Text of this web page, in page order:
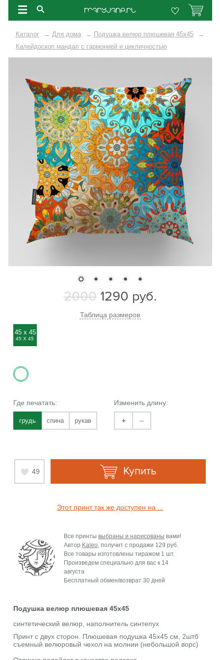
Каталог → Для дома → Подушка велюр плюшевая 45х45
→
Калейдоскоп мандал с гармонией и цикличностью
2000 1290 руб.
Таблица размеров
45 x 45
45 Х 45
Где печатать:
грудь спина рукав
Изменить длину:
+ –
49 Купить
Этот принт так же доступен на ...
Все принты выбраны и нарисованы вами!
Автор Kaleo, получит с продажи 129 руб.
Все товары изготовлены тиражом 1 шт.
Произведем специально для вас к 14
августа
Бесплатный обмен/возврат 30 дней
Подушка велюр плюшевая 45х45
синтетический велюр, наполнитель синтепух
Принт с двух сторон. Плюшевая подушка 45х45 см, 2штб
съемный велюровый чехол на молнии (небольшой ворс)